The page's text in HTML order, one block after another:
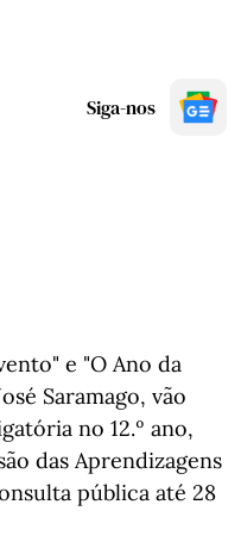
Siga-nos
e "O Ano da
Saramago, vão
no 12.º ano,
das Aprendizagens
pública até 28